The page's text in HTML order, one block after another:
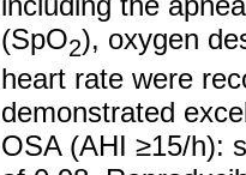
(SpO2), oxygen
heart rate were
demonstrated
OSA (AHI ≥15/h):